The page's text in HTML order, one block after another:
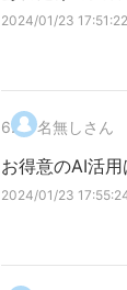
2024/01/23 17:51:22
6. 名無しさん
お得意のAI活
2024/01/23